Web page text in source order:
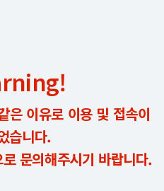
은 이유로 이용 및 접속이
습니다.
문의해주시기 바랍니다.